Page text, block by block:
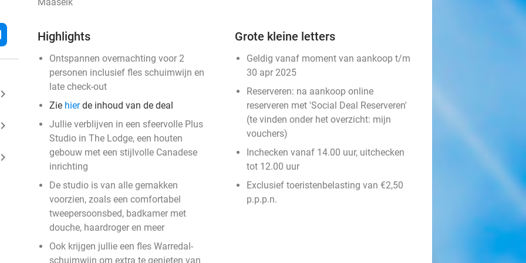
keyboard_arrow_right
keyboard_arrow_right
keyboard_arrow_right
Highlights
Ontspannen overnachting voor 2
personen inclusief fles schuimwijn en
late check-out
Zie hierde inhoud van de deal
Jullie verblijven in een sfeervolle Plus
Studio in The Lodge, een houten
gebouw met een stijlvolle Canadese
inrichting
De studio is van alle gemakken
voorzien, zoals een comfortabel
tweepersoonsbed, badkamer met
douche, haardroger en meer
Ook krijgen jullie een fles Warredal-
schuimwijn om extra te genieten van
Grote kleine letters
Geldig vanaf moment van aankoop t/m
30 apr 2025
Reserveren: na aankoop online
reserveren met 'Social Deal Reserveren'
(te vinden onder het overzicht: mijn
vouchers)
Inchecken vanaf 14.00 uur, uitchecken
tot 12.00 uur
Exclusief toeristenbelasting van €2,50
p.p.p.n.